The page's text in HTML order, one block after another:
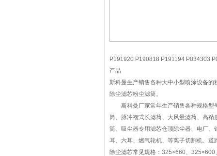
P191920 P190818 P191194 P034303
产品
斯科曼生产销售各种大中小型喷涂设备
除尘滤芯粉尘滤筒。
斯科曼厂家常年生产销售各种规格型号
筒、脉冲褶式长滤筒、大风量滤筒、高
筒、吸尘器专用滤芯仓顶除尘器、电厂
耳、六耳、燃气轮机、等离子切割机、
除尘滤芯常见规格：325×660、